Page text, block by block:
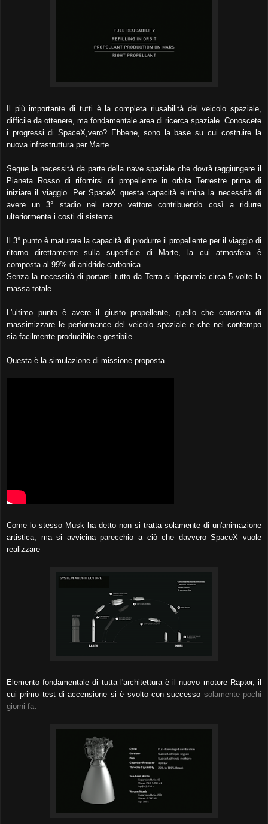
Il più importante di tutti è la completa riusabilità del veicolo spaziale,
difficile da ottenere, ma fondamentale area di ricerca spaziale. Conoscete
i progressi di SpaceX,vero? Ebbene, sono la base su cui costruire la
nuova infrastruttura per Marte.
Segue la necessità da parte della nave spaziale che dovrà raggiungere il
Pianeta Rosso di rifornirsi di propellente in orbita Terrestre prima di
iniziare il viaggio. Per SpaceX questa capacità elimina la necessità di
avere un 3° stadio nel razzo vettore contribuendo così a ridurre
ulteriormente i costi di sistema.
Il 3° punto è maturare la capacità di produrre il propellente per il viaggio di
ritorno direttamente sulla superficie di Marte, la cui atmosfera è
composta al 99% di anidride carbonica.
Senza la necessità di portarsi tutto da Terra si risparmia circa 5 volte la
massa totale.
L'ultimo punto è avere il giusto propellente, quello che consenta di
massimizzare le performance del veicolo spaziale e che nel contempo
sia facilmente producibile e gestibile.
Questa è la simulazione di missione proposta
Come lo stesso Musk ha detto non si tratta solamente di un'animazione
artistica, ma si avvicina parecchio a ciò che davvero SpaceX vuole
realizzare
Elemento fondamentale di tutta l'architettura è il nuovo motore Raptor, il
cui primo test di accensione si è svolto con successo solamente pochi
giorni fa